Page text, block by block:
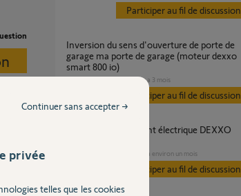
Participer au fil de discussion
inversion du sens d'ouverture de porte de
garage ma porte de garage (moteur dexxo
smart 800 io)
GARAGE il y a 3 mois
Participer au fil de discussion
il y a environ un mois
Participer au fil de discussion
privée
telles que les cookies
Continuer sans accepter →